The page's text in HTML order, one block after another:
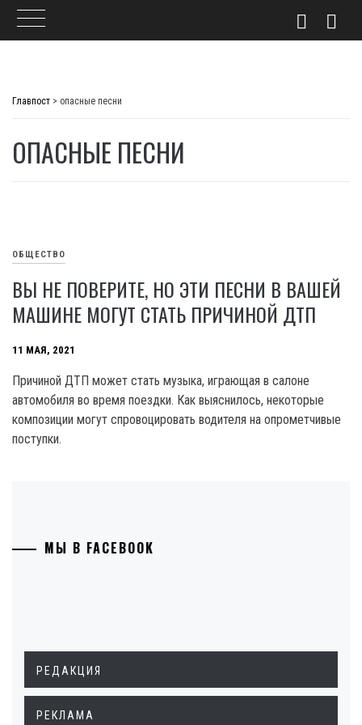
Главпост > опасные песни
ОПАСНЫЕ ПЕСНИ
ОБЩЕСТВО
ВЫ НЕ ПОВЕРИТЕ, НО ЭТИ ПЕСНИ В ВАШЕЙ
МАШИНЕ МОГУТ СТАТЬ ПРИЧИНОЙ ДТП
11 МАЯ, 2021
Причиной ДТП может стать музыка, играющая в салоне
автомобиля во время поездки. Как выяснилось, некоторые
композиции могут спровоцировать водителя на опрометчивые
поступки.
МЫ В FACEBOOK
РЕДАКЦИЯ
РЕКЛАМА